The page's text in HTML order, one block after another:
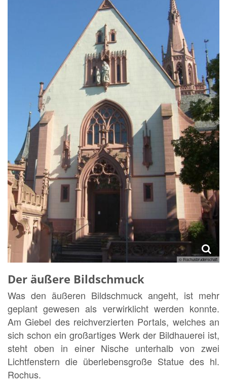
© Rochusbruderschaft
Der äußere Bildschmuck
Was den äußeren Bildschmuck angeht, ist mehr
geplant gewesen als verwirklicht werden konnte.
Am Giebel des reichverzierten Portals, welches an
sich schon ein großartiges Werk der Bildhauerei ist,
steht oben in einer Nische unterhalb von zwei
Lichtfenstern die überlebensgroße Statue des hl.
Rochus.